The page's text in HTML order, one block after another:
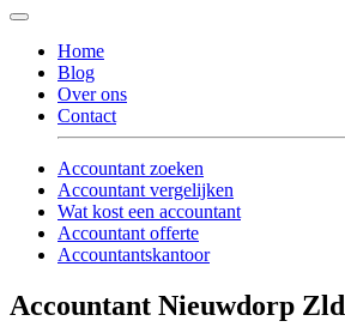
Home
Blog
Over ons
Contact
Accountant zoeken
Accountant vergelijken
Wat kost een accountant
Accountant offerte
Accountantskantoor
Accountant Nieuwdorp Zld